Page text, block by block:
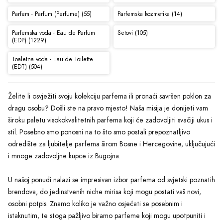
Parfem - Parfum (Perfume) (55) Parfemska kozmetika (14)
Parfemska voda - Eau de Parfum
(EDP) (1229)
Setovi (105)
Toaletna voda - Eau de Toilette
(EDT) (504)
Želite li osvježiti svoju kolekciju parfema ili pronaći savršen poklon za
dragu osobu? Došli ste na pravo mjesto! Naša misija je donijeti vam
široku paletu visokokvalitetnih parfema koji će zadovoljiti svačiji ukus i
stil. Posebno smo ponosni na to što smo postali prepoznatljivo
odredište za ljubitelje parfema širom Bosne i Hercegovine, uključujući
i mnoge zadovoljne kupce iz Bugojna.
U našoj ponudi nalazi se impresivan izbor parfema od svjetski poznatih
brendova, do jedinstvenih niche mirisa koji mogu postati vaš novi,
osobni potpis. Znamo koliko je važno osjećati se posebnim i
istaknutim, te stoga pažljivo biramo parfeme koji mogu upotpuniti i